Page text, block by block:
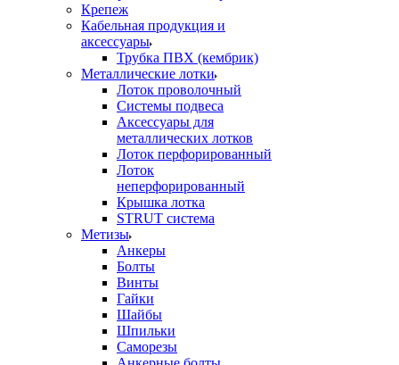
Крепеж
Кабельная продукция и
аксессуары
Трубка ПВХ (кембрик)
Металлические лотки
Лоток проволочный
Системы подвеса
Аксессуары для
металлических лотков
Лоток перфорированный
Лоток
неперфорированный
Крышка лотка
STRUT система
Метизы
Анкеры
Болты
Винты
Гайки
Шайбы
Шпильки
Саморезы